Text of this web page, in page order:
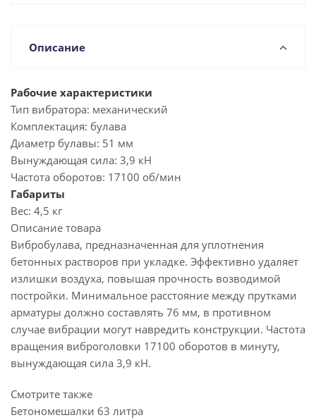
Описание
Рабочие характеристики
Тип вибратора: механический
Комплектация: булава
Диаметр булавы: 51 мм
Вынуждающая сила: 3,9 кН
Частота оборотов: 17100 об/мин
Габариты
Вес: 4,5 кг
Описание товара
Вибробулава, предназначенная для уплотнения
бетонных растворов при укладке. Эффективно удаляет
излишки воздуха, повышая прочность возводимой
постройки. Минимальное расстояние между прутками
арматуры должно составлять 76 мм, в противном
случае вибрации могут навредить конструкции. Частота
вращения виброголовки 17100 оборотов в минуту,
вынуждающая сила 3,9 кН.
Смотрите также
Бетономешалки 63 литра